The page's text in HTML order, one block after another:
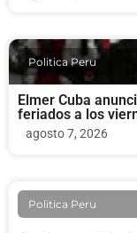
Politica Peru
Elmer Cuba
feriados a los
agosto 7, 2026
Politica Peru